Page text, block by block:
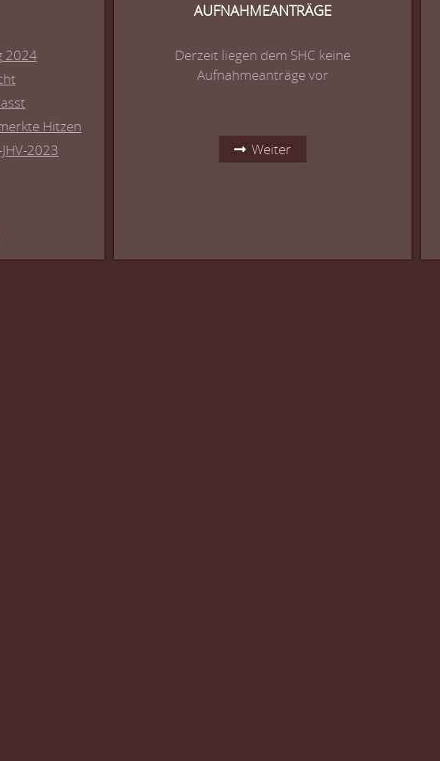
2024
Hitzen
2023
AUFNAHMEANTRÄGE
Derzeit liegen dem SHC keine
Aufnahmeanträge vor
Weiter